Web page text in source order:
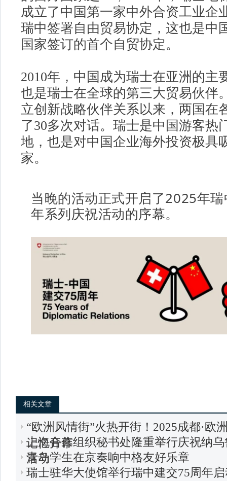
成立了中国第一家中外合资工业企
瑞中签署自由贸易协定，这也是中
国家签订的首个自贸协定。
2010年，中国成为瑞士在亚洲的主
也是瑞士在全球的第三大贸易伙伴
立创新战略伙伴关系以来，两国在
了30多次对话。瑞士是中国游客热
地，也是对中国企业海外投资极具
家。
当晚的活动正式开启了2025年
年系列庆祝活动的序幕。
相关文章
“欧洲风情街”火热开街！2025成都·欧
记忆开幕
上海合作组织秘书处隆重举行庆祝纳
活动
青岛学生在京奏响中格友好乐章
瑞士驻华大使馆举行瑞中建交75周年